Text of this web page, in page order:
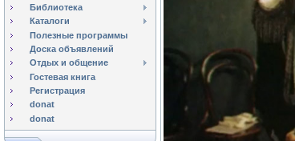
Библиотека
Каталоги
Полезные программы
Доска объявлений
Отдых и общение
Гостевая книга
Регистрация
donat
donat